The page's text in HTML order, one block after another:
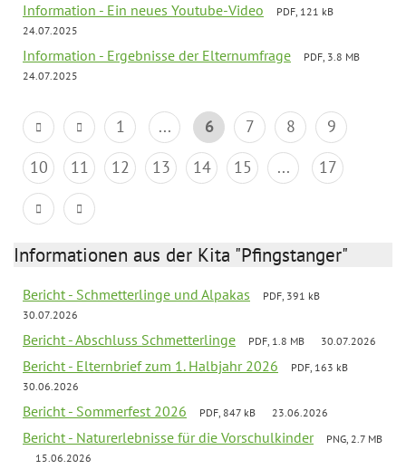
Information - Ein neues Youtube-Video
PDF, 121 kB
24.07.2025
Information - Ergebnisse der Elternumfrage
PDF, 3.8 MB
24.07.2025
1 ... 6 7 8
9
10
11 12 13 14 15 ... 17
Informationen aus der Kita "Pfingstanger"
Bericht - Schmetterlinge und Alpakas
PDF, 391 kB
30.07.2026
Bericht - Abschluss Schmetterlinge PDF, 1.8 MB 30.07.2026
Bericht - Elternbrief zum 1. Halbjahr 2026
PDF, 163 kB
30.06.2026
Bericht - Sommerfest 2026 PDF, 847 kB 23.06.2026
Bericht - Naturerlebnisse für die Vorschulkinder
PNG, 2.7 MB
15.06.2026